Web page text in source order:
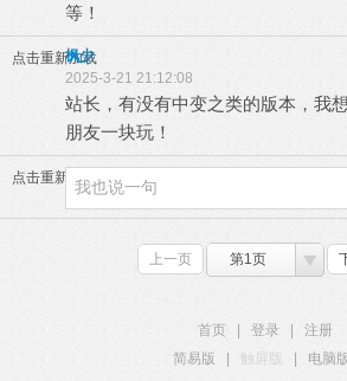
等！
点击重新加载
枫少
2025-3-21 21:12:08
站长，有没有中变之类的版本，我
朋友一块玩！
点击重新加载
上一页 第1页
首页 | 登录 |
注册
简易版
| 触屏版 | 电脑版